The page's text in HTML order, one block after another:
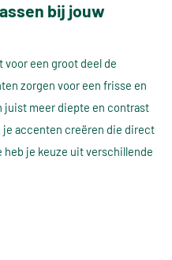
bij jouw
voor een groot deel de
zorgen voor een frisse en
juist meer diepte en contrast
je accenten creëren die direct
heb je keuze uit verschillende